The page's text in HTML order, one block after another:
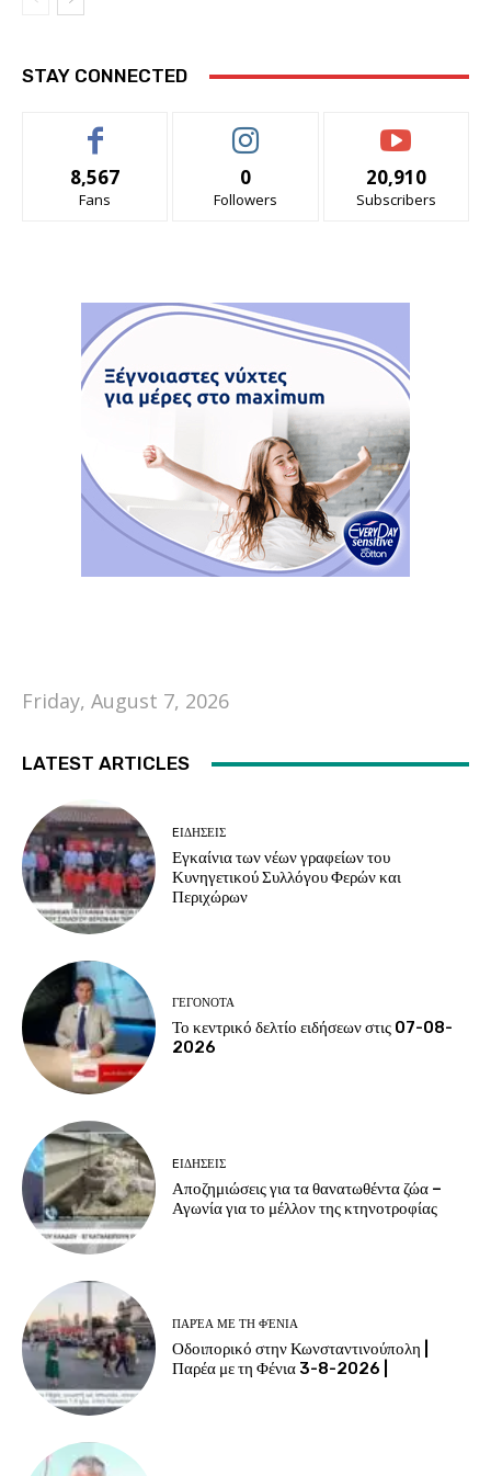
STAY CONNECTED
8,567
Fans
0
Followers
20,910
Subscribers
Friday, August 7, 2026
LATEST ARTICLES
EΙΔΗΣΕΙΣ
Εγκαίνια των νέων γραφείων του
Κυνηγετικού Συλλόγου Φερών και
Περιχώρων
ΓΕΓΟΝΟΤΑ
Το κεντρικό δελτίο ειδήσεων στις 07-08-
2026
EΙΔΗΣΕΙΣ
Αποζημιώσεις για τα θανατωθέντα ζώα –
Αγωνία για το μέλλον της κτηνοτροφίας
ΠΑΡΈΑ ΜΕ ΤΗ ΦΈΝΙΑ
Οδοιπορικό στην Κωνσταντινούπολη |
Παρέα με τη Φένια 3-8-2026 |